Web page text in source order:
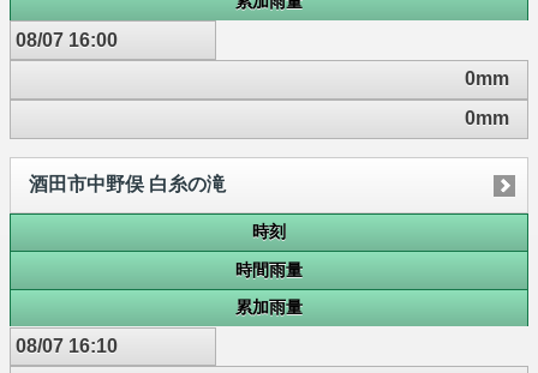
08/07 16:00
0mm
0mm
酒田市中野俣 白糸の滝
時刻
時間雨量
累加雨量
08/07 16:10